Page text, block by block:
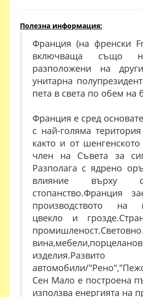
Полезна информация:
Франция (на френски
включваща също
разположени на
унитарна
пета в света по обем на
Франция е сред
с най-голяма
както и от
член на Съвета за
Разполага с ядрено
влияние върху
производството на
цвекло и
автомобили/
Сен Мало е построена
използва енергията на